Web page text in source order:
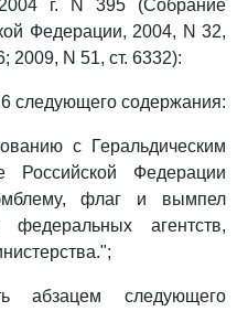
г. N 395 (Собрание
Федерации, 2004, N 32,
2009, N 51, ст. 6332):
следующего содержания:
с Геральдическим
Российской Федерации
флаг и вымпел
агентств,
абзацем следующего